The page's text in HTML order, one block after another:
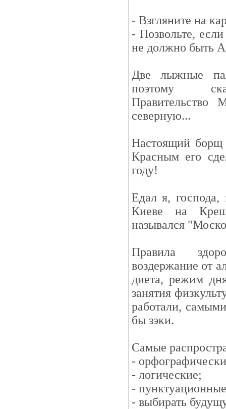
- Взгляните на
- Позвольте,
не должно быть
Две лыжные
поэтому
Правительство
северную...
Настоящий борщ
Красным его
году!
Едал я,
Киеве на
назывался
Правила
воздержание от
диета, режим
занятия
работали,
бы зэки.
Самые
-
- логические;
-
- выбирать